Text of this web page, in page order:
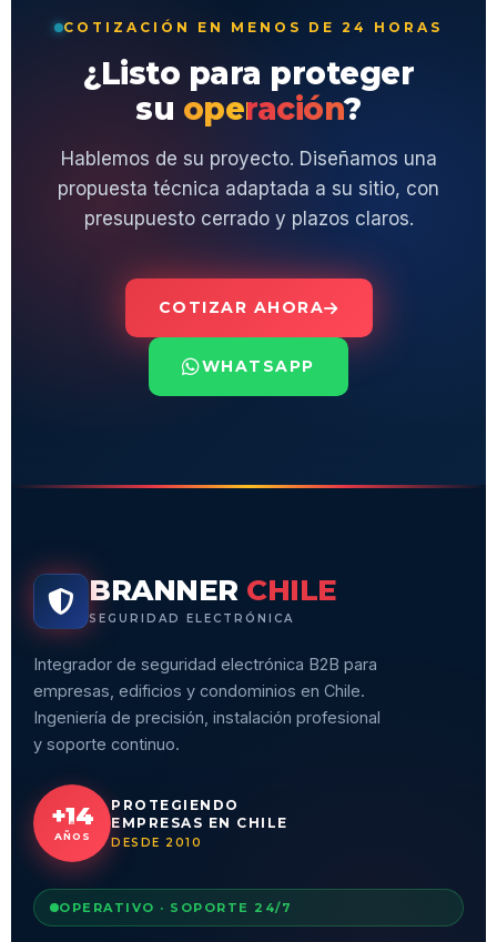
COTIZACIÓN EN MENOS DE 24 HORAS
¿Listo para proteger
su operación?
Hablemos de su proyecto. Diseñamos una
propuesta técnica adaptada a su sitio, con
presupuesto cerrado y plazos claros.
COTIZAR AHORA
WHATSAPP
BRANNER CHILE
SEGURIDAD ELECTRÓNICA
Integrador de seguridad electrónica B2B para
empresas, edificios y condominios en Chile.
Ingeniería de precisión, instalación profesional
y soporte continuo.
+14
AÑOS
PROTEGIENDO
EMPRESAS EN CHILE
DESDE 2010
OPERATIVO · SOPORTE 24/7